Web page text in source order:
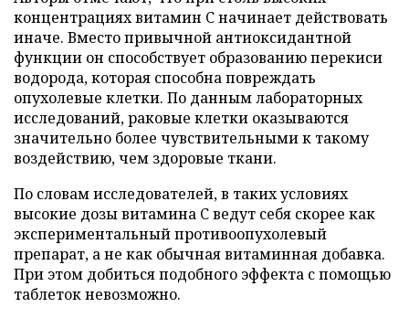
концентрациях витамин C начинает действовать
иначе. Вместо привычной антиоксидантной
функции он способствует образованию перекиси
водорода, которая способна повреждать
опухолевые клетки. По данным лабораторных
исследований, раковые клетки оказываются
значительно более чувствительными к такому
воздействию, чем здоровые ткани.
По словам исследователей, в таких условиях
высокие дозы витамина C ведут себя скорее как
экспериментальный противоопухолевый
препарат, а не как обычная витаминная добавка.
При этом добиться подобного эффекта с помощью
таблеток невозможно.